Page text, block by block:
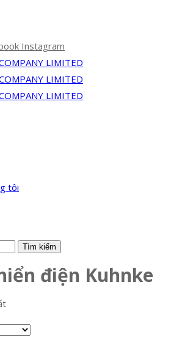
Instagram
tôi
điện Kuhnke